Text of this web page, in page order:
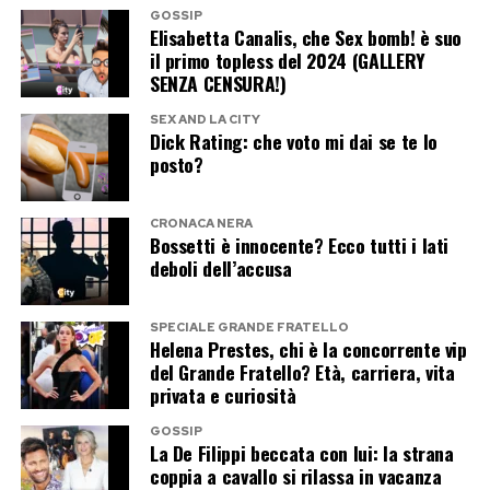
per la casa. È un dettaglio minuscolo, ma dice
tutto. Questa storia funziona perché non viene
messa in scena come una rivoluzione, ma come
vita normale. Due persone che stanno bene
insieme e fanno cose comuni.
E qui sta la vera svolta culturale. Per anni
l’omosessualità femminile nel pop è stata o
ammiccamento studiato o dichiarazione
militante. In questo caso sembra
semplicemente esistenza. Non c’è manifesto,
non c’è bandiera, non c’è bisogno di etichette. È
forse questo che rende la vicenda digeribile a un
pubblico vasto: non chiede di scegliere da che
parte stare, non pretende approvazioni
GOSSIP
Elisabetta Canalis, che Sex bomb! è suo
il primo topless del 2024 (GALLERY
SENZA CENSURA!)
SEX AND LA CITY
Dick Rating: che voto mi dai se te lo
posto?
CRONACA NERA
Bossetti è innocente? Ecco tutti i lati
deboli dell’accusa
SPECIALE GRANDE FRATELLO
Helena Prestes, chi è la concorrente vip
del Grande Fratello? Età, carriera, vita
privata e curiosità
GOSSIP
La De Filippi beccata con lui: la strana
coppia a cavallo si rilassa in vacanza